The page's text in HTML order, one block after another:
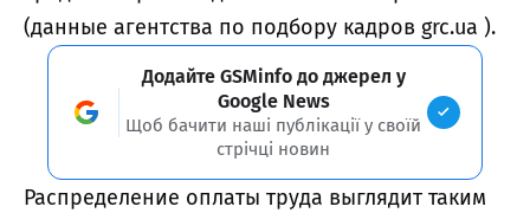
(данные агентства по подбору кадров grc.ua ).
Додайте GSMinfo до джерел у
Google News
Щоб бачити наші публікації у своїй
стрічці новин
Распределение оплаты труда выглядит таким